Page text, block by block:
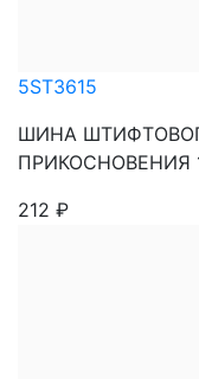
5ST3615
ШИНА
ПРИКОСНОВЕНИЯ
212 ₽